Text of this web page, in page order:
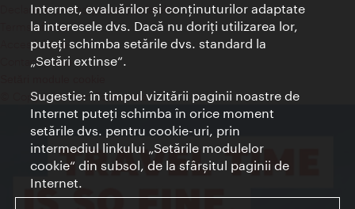
Declaraţie privind protecţia datelor
Terms of Use
Accesibilitate
Contact presa
© Copyright Wien Tourismus
Internet, evaluărilor şi conţinuturilor adaptate
la interesele dvs. Dacă nu doriţi utilizarea lor,
puteţi schimba setările dvs. standard la
„Setări extinse“.
Sugestie: în timpul vizitării paginii noastre de
Internet puteţi schimba în orice moment
setările dvs. pentru cookie-uri, prin
intermediul linkului „Setările modulelor
cookie“ din subsol, de la sfârşitul paginii de
Internet.